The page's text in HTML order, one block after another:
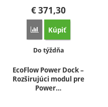
€371,30
Porovnať
Kúpiť
Dostupnosť:
Do týždňa
EcoFlow Power Dock –
Rozširujúci modul pre
Power…